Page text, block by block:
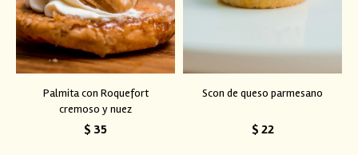
Palmita con Roquefort
cremoso y nuez
$ 35
Scon de queso parmesano
$ 22